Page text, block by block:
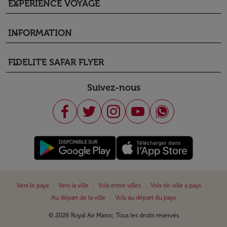
EXPÉRIENCE VOYAGE
keyboard_arrow_down
INFORMATION
keyboard_arrow_down
FIDELITE SAFAR FLYER
keyboard_arrow_down
Suivez-nous
Vers le pays Vers la ville Vols entre villes Vols de ville à pays
Au départ de la ville
Vols au départ du pays
© 2026 Royal Air Maroc. Tous les droits réservés